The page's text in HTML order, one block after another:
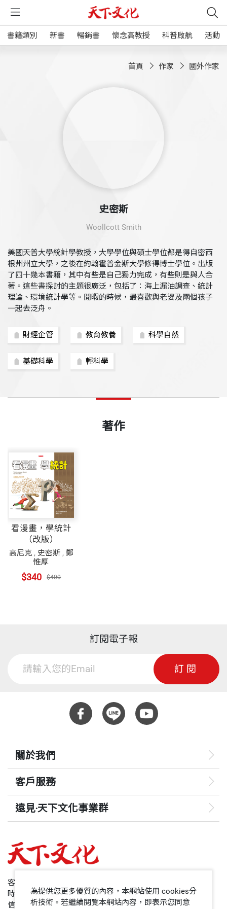
書籍類別 新書 暢銷書 懷念高教授 科普啟航 活動
首頁 作家 國外作家
史密斯
Woollcott Smith
美國天普大學統計學教授，大學學位與碩士學位都是得自密西
根州州立大學，之後在約翰霍普金斯大學修得博士學位。出版
了四十幾本書籍，其中有些是自己獨力完成，有些則是與人合
著。這些書探討的主題很廣泛，包括了：海上漏油調查、統計
理論、環境統計學等。閒暇的時候，最喜歡與老婆及兩個孩子
一起去泛舟。
財經企管 教育教養 科學自然
基礎科學 輕科學
著作
看漫畫，學統計
（改版）
高尼克, 史密斯, 鄭
惟厚
$340 $400
訂閱電子報
訂閱
關於我們
客戶服務
遠見‧天下文化事業群
哈佛商業評論
領導影響力學院
客服專線：+886 2 2662-0012
時間：週一~週五9:00~12:30;13:30~17:00
信箱：service@cwgv.com.tw
為提供您更多優質的內容，本網站使用 cookies分
析技術。若繼續閱覽本網站內容，即表示您同意